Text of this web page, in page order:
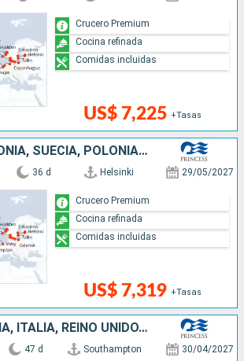
US$ 7,225 +Tasas
Crucero Premium
Cocina refinada
Comidas incluidas
FINLANDIA, ESTONIA, SUECIA, POLONIA, DINAMARCA, NORUEGA, ISLANDIA, REINO UNIDO, BÉLGICA, CANADÁ, IRLANDA
36 d Helsinki 29/05/2027
US$ 7,319 +Tasas
Crucero Premium
Cocina refinada
Comidas incluidas
ESPAÑA, FRANCIA, ITALIA, REINO UNIDO, BÉLGICA, PAISES BAJOS, NORUEGA, ALEMANIA, DINAMARCA, FINLANDIA, ESTONIA, SUECIA, POLONIA, ISLANDIA
47 d Southampton 30/04/2027